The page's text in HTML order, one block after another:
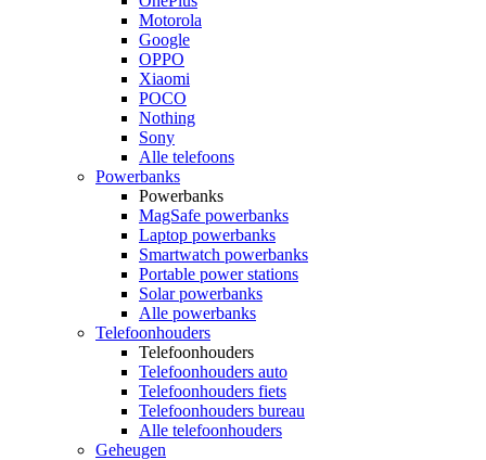
Motorola
Google
OPPO
Xiaomi
POCO
Nothing
Sony
Alle telefoons
Powerbanks
Powerbanks
MagSafe powerbanks
Laptop powerbanks
Smartwatch powerbanks
Portable power stations
Solar powerbanks
Alle powerbanks
Telefoonhouders
Telefoonhouders
Telefoonhouders auto
Telefoonhouders fiets
Telefoonhouders bureau
Alle telefoonhouders
Geheugen